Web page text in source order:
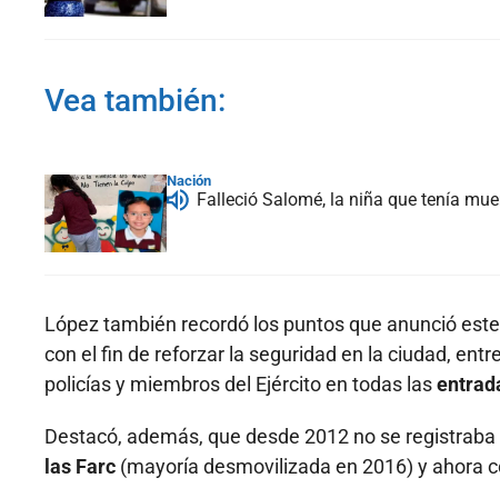
Vea también:
Nación
Falleció Salomé, la niña que tenía
López también recordó los puntos que anunció
con el fin de reforzar la seguridad en la ciudad,
policías y miembros del Ejército en todas las
Destacó, además, que desde 2012 no se
las Farc (mayoría desmovilizada en 2016) y ahora